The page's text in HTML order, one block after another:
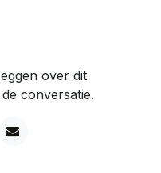
over dit
conversatie.